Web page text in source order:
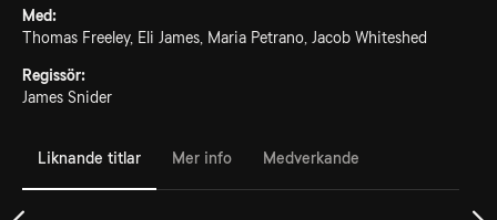
Med:
Thomas Freeley, Eli James, Maria Petrano, Jacob Whiteshed
Regissör:
James Snider
Liknande titlar Mer info Medverkande